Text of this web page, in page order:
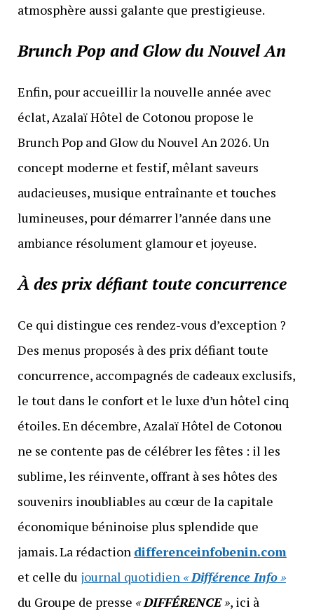
atmosphère aussi galante que prestigieuse.
Brunch Pop and Glow du Nouvel An
Enfin, pour accueillir la nouvelle année avec
éclat, Azalaï Hôtel de Cotonou propose le
Brunch Pop and Glow du Nouvel An 2026. Un
concept moderne et festif, mêlant saveurs
audacieuses, musique entraînante et touches
lumineuses, pour démarrer l’année dans une
ambiance résolument glamour et joyeuse.
À des prix défiant toute concurrence
Ce qui distingue ces rendez-vous d’exception ?
Des menus proposés à des prix défiant toute
concurrence, accompagnés de cadeaux exclusifs,
le tout dans le confort et le luxe d’un hôtel cinq
étoiles. En décembre, Azalaï Hôtel de Cotonou
ne se contente pas de célébrer les fêtes : il les
sublime, les réinvente, offrant à ses hôtes des
souvenirs inoubliables au cœur de la capitale
économique béninoise plus splendide que
jamais. La rédaction differenceinfobenin.com
et celle du journal quotidien «Différence Info»
du Groupe de presse «DIFFÉRENCE», ici à